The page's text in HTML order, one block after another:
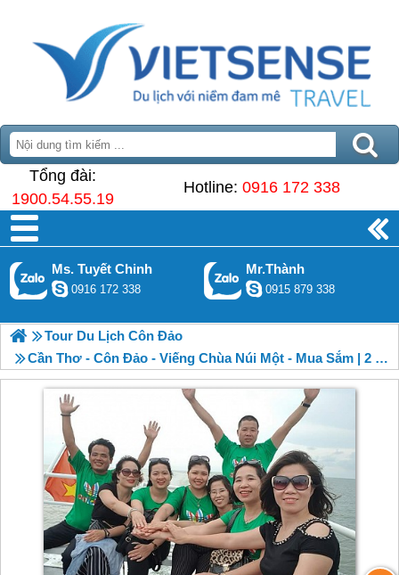
Tổng đài:
1900.54.55.19
Hotline: 0916 172 338
Ms. Tuyết Chinh
0916 172 338
Mr.Thành
0915 879 338
Tour Du Lịch Côn Đảo
Cần Thơ - Côn Đảo - Viếng Chùa Núi Một - Mua Sắm | 2 Ngày 1 Đêm Bằng Tàu Cao Tốc 5 Sao